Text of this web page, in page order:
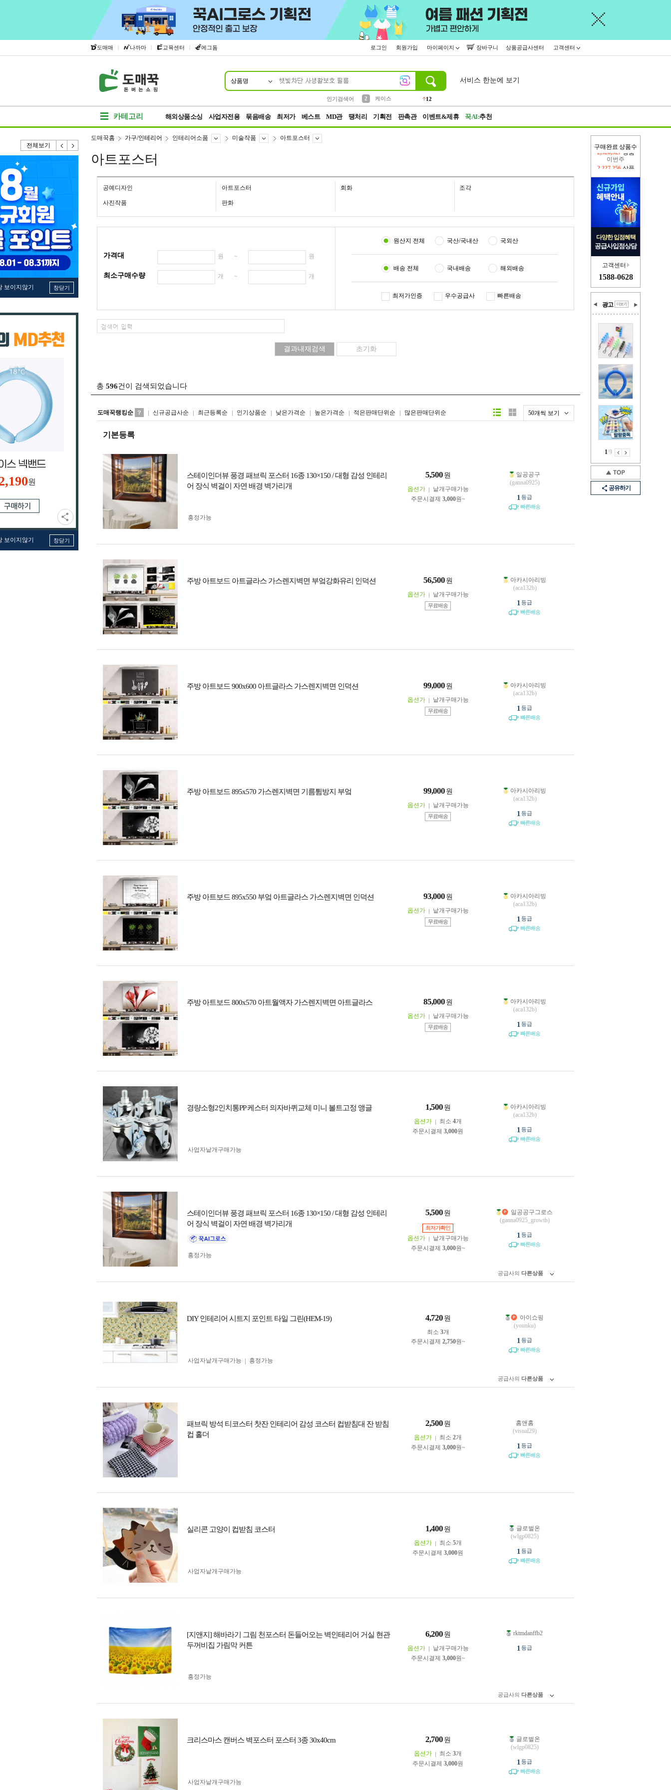
도매매 | 나까마 | 교육센터 | 에그돔 로그인 회원가입 마이페이지 장바구니 상품공급사센터 고객센터
상품명
인기검색어
2
케이스
12
서비스 한눈에 보기
카테고리 해외상품소싱 사업자전용 묶음배송 최저가 베스트 MD관 땡처리 기획전 판촉관 이벤트&제휴 꾹AI:추천
전체보기
보이지않기 창닫기
원
보이지않기 창닫기
구매완료 상품수
이번주
2,227,256 상품
다양한 입점혜택
공급사입점상담
고객센터
1588-0628
광고
1/9
공유하기
도매꾹홈 가구/인테리어 인테리어소품 미술작품 아트포스터
아트포스터
공예디자인 아트포스터 회화 조각
사진작품 판화
가격대 원 ~ 원
최소구매수량 개 ~ 개
원산지 전체 국산/국내산 국외산
배송 전체 국내배송 해외배송
최저가인증 우수공급사 빠른배송
총 596건이 검색되었습니다
도매꾹랭킹순 신규공급사순 최근등록순 인기상품순 낮은가격순 높은가격순 적은판매단위순 많은판매단위순 50개씩 보기
리스트형갤러리형
기본등록
스테이인더뷰 풍경 패브릭 포스터 16종 130×150 / 대형 감성 인테리
어 장식 벽걸이 자연 배경 벽가리개
5,500 원
옵션가
낱개구매가능
주문시결제 3,000원~
흥정가능
일공공구
(ganna0925)
1 등급
빠른배송
주방 아트보드 아트글라스 가스렌지벽면 부엌강화유리 인덕션 56,500 원
옵션가 낱개구매가능
무료배송
아카시아리빙
(aca132b)
1 등급
빠른배송
주방 아트보드 900x600 아트글라스 가스렌지벽면 인덕션 99,000 원
옵션가 낱개구매가능
무료배송
아카시아리빙
(aca132b)
1 등급
빠른배송
주방 아트보드 895x570 가스렌지벽면 기름튐방지 부엌 99,000 원
옵션가 낱개구매가능
무료배송
아카시아리빙
(aca132b)
1 등급
빠른배송
주방 아트보드 895x550 부엌 아트글라스 가스렌지벽면 인덕션 93,000 원
옵션가 낱개구매가능
무료배송
아카시아리빙
(aca132b)
1 등급
빠른배송
주방 아트보드 800x570 아트월액자 가스렌지벽면 아트글라스 85,000 원
옵션가 낱개구매가능
무료배송
아카시아리빙
(aca132b)
1 등급
빠른배송
경량소형2인치통PP 케스터 의자바퀴교체 미니 볼트고정 앵글 1,500 원
옵션가 최소 4개
주문시결제 3,000원
사업자 낱개구매가능
아카시아리빙
(aca132b)
1 등급
빠른배송
스테이인더뷰 풍경 패브릭 포스터 16종 130×150 / 대형 감성 인테리
어 장식 벽걸이 자연 배경 벽가리개
5,500 원
최저가확인
옵션가
낱개구매가능
주문시결제 3,000원~
흥정가능
일공공구그로스
(ganna0925_growth)
1 등급
빠른배송
공급사의 다른상품
DIY 인테리어 시트지 포인트 타일 그린(HEM-19) 4,720 원
최소 3개
주문시결제 2,750원~
사업자 낱개구매가능 흥정가능
아이쇼핑
(younku)
1 등급
빠른배송
공급사의 다른상품
패브릭 방석 티코스터 찻잔 인테리어 감성 코스터 컵받침대 잔 받침
컵 홀더
2,500 원
옵션가 최소 2개
주문시결제 3,000원~
홈앤홈
(visual29)
1 등급
빠른배송
실리콘 고양이 컵받침 코스터 1,400 원
옵션가 최소 5개
주문시결제 3,000원
사업자 낱개구매가능
글로벌온
(wlgp0825)
1 등급
빠른배송
[지앤지] 해바라기 그림 천포스터 돈들어오는 벽인테리어 거실 현관
두꺼비집 가림막 커튼
6,200 원
옵션가
낱개구매가능
주문시결제 3,000원~
흥정가능
rktmdanffb2
1 등급
공급사의 다른상품
크리스마스 캔버스 벽포스터 포스터 3종 30x40cm 2,700 원
옵션가 최소 3개
주문시결제 3,000원
사업자 낱개구매가능
글로벌온
(wlgp0825)
1 등급
빠른배송